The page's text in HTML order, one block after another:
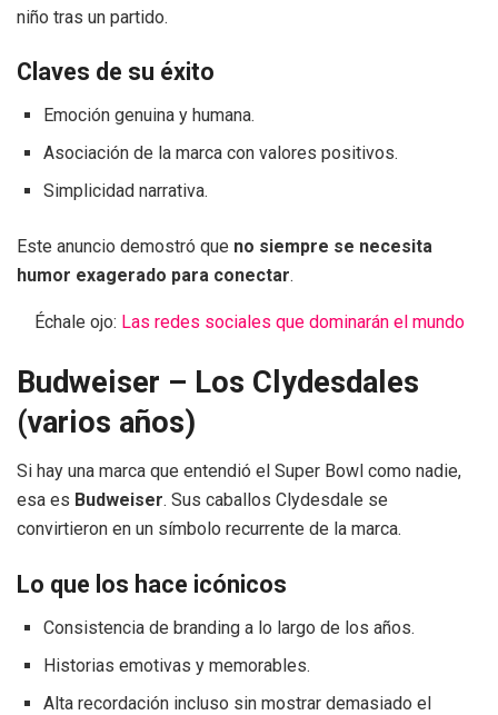
niño tras un partido.
Claves de su éxito
Emoción genuina y humana.
Asociación de la marca con valores positivos.
Simplicidad narrativa.
Este anuncio demostró que no siempre se necesita
humor exagerado para conectar.
Échale ojo: Las redes sociales que dominarán el mundo
Budweiser – Los Clydesdales
(varios años)
Si hay una marca que entendió el Super Bowl como nadie,
esa es Budweiser. Sus caballos Clydesdale se
convirtieron en un símbolo recurrente de la marca.
Lo que los hace icónicos
Consistencia de branding a lo largo de los años.
Historias emotivas y memorables.
Alta recordación incluso sin mostrar demasiado el